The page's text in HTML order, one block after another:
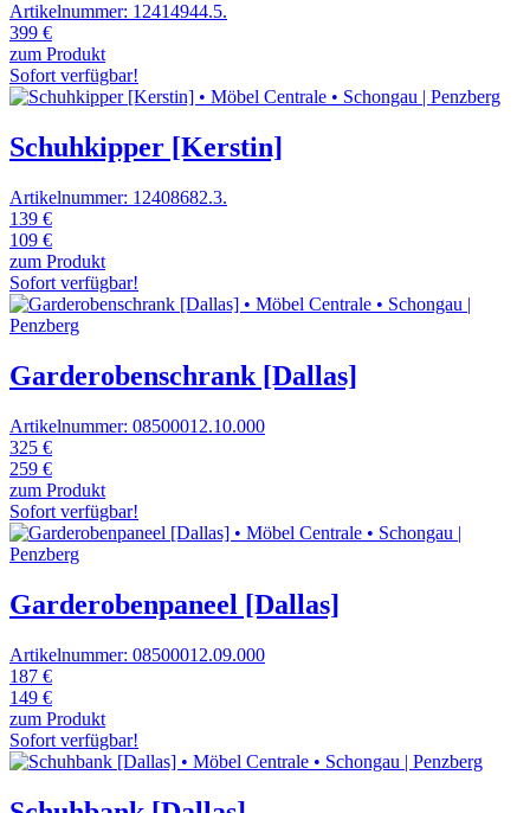
Artikelnummer: 12414944.5.
399 €
zum Produkt
Sofort verfügbar!
Schuhkipper [Kerstin]
Artikelnummer: 12408682.3.
139 €
109 €
zum Produkt
Sofort verfügbar!
Garderobenschrank [Dallas]
Artikelnummer: 08500012.10.000
325 €
259 €
zum Produkt
Sofort verfügbar!
Garderobenpaneel [Dallas]
Artikelnummer: 08500012.09.000
187 €
149 €
zum Produkt
Sofort verfügbar!